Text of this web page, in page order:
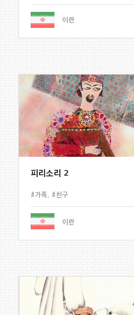
이란
피리소리 2
#가족 #친구
이란